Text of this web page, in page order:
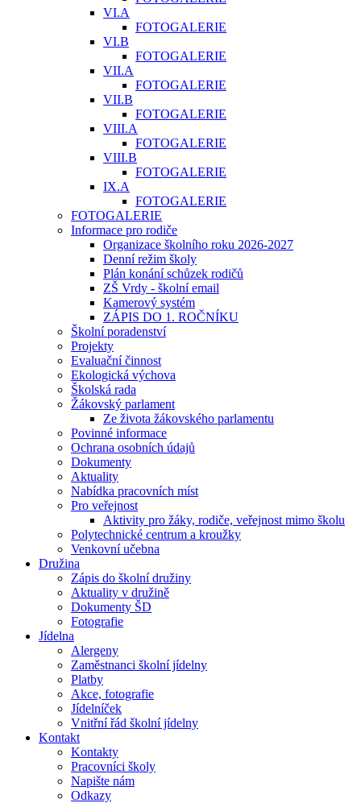
VI.A
FOTOGALERIE
VI.B
FOTOGALERIE
VII.A
FOTOGALERIE
VII.B
FOTOGALERIE
VIII.A
FOTOGALERIE
VIII.B
FOTOGALERIE
IX.A
FOTOGALERIE
FOTOGALERIE
Informace pro rodiče
Organizace školního roku 2026-2027
Denní režim školy
Plán konání schůzek rodičů
ZŠ Vrdy - školní email
Kamerový systém
ZÁPIS DO 1. ROČNÍKU
Školní poradenství
Projekty
Evaluační činnost
Ekologická výchova
Školská rada
Žákovský parlament
Ze života žákovského parlamentu
Povinné informace
Ochrana osobních údajů
Dokumenty
Aktuality
Nabídka pracovních míst
Pro veřejnost
Aktivity pro žáky, rodiče, veřejnost mimo školu
Polytechnické centrum a kroužky
Venkovní učebna
Družina
Zápis do školní družiny
Aktuality v družině
Dokumenty ŠD
Fotografie
Jídelna
Alergeny
Zaměstnanci školní jídelny
Platby
Akce, fotografie
Jídelníček
Vnitřní řád školní jídelny
Kontakt
Kontakty
Pracovníci školy
Napište nám
Odkazy